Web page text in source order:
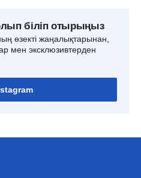
біліп отырыңыз
өзекті жаңалықтарынан,
мен эксклюзивтерден